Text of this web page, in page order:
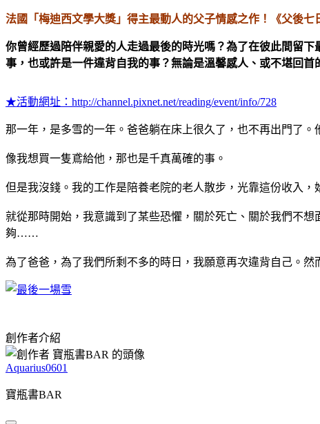
法國「梅迪西文學大獎」得主最動人的父子情感之作！《父後
你曾經歷過陪伴親愛的人走過最後的時光嗎？為了在彼此間留
事，也或許是一件違背自我的事？無論是溫馨感人、或不堪回
★活動網址： http://channel.pixnet.net/reading/event/info/728
那一年，是多雪的一年。爸爸躺在床上很久了，也不再出門了
像我想買一隻鳶給他，那也是千真萬確的事。
但是我沒錢。我的工作是陪養老院的老人散步，光靠這份收入
就從那時開始，我意識到了某些恐懼，關於死亡、關於我們不
夠……
為了爸爸，為了我們所剩不多的時日，我願意再次違背自己。
創作者介紹
Aquarius0601
寶瓶書BAR